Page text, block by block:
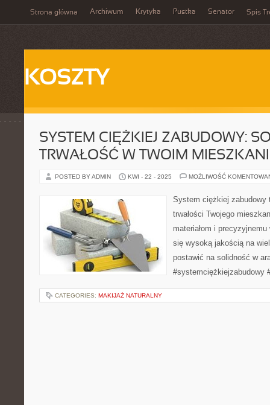
Strona główna Archiwum Krytyka Pustka Senator Spis
KOSZTY
SYSTEM CIĘŻKIEJ ZABUDOWY:
TRWAŁOŚĆ W TWOIM
POSTED BY ADMIN KWI - 22 - 2025 MOŻLIWOŚĆ
System ciężkiej
trwałości Twojego
materiałom i
się wysoką jakością na
postawić na solidność w
#systemciężkiejzabudowy
CATEGORIES: MAKIJAŻ NATURALNY